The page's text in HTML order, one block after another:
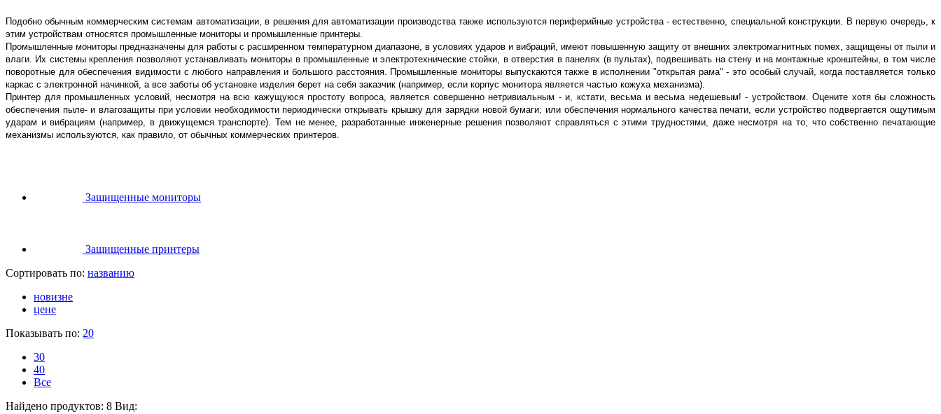
Подобно обычным коммерческим системам автоматизации, в решения для автоматизации производства также используются периферийные устройства - естественно, специальной конструкции. В первую очередь, к
этим устройствам относятся промышленные мониторы и промышленные принтеры.
Промышленные мониторы предназначены для работы с расширенном температурном диапазоне, в условиях ударов и вибраций, имеют повышенную защиту от внешних электромагнитных помех, защищены от пыли и
влаги. Их системы крепления позволяют устанавливать мониторы в промышленные и электротехнические стойки, в отверстия в панелях (в пультах), подвешивать на стену и на монтажные кронштейны, в том числе
поворотные для обеспечения видимости с любого направления и большого расстояния. Промышленные мониторы выпускаются также в исполнении "открытая рама" - это особый случай, когда поставляется только
каркас с электронной начинкой, а все заботы об установке изделия берет на себя заказчик (например, если корпус монитора является частью кожуха механизма).
Принтер для промышленных условий, несмотря на всю кажущуюся простоту вопроса, является совершеннонетривиальным - и, кстати, весьма и весьма недешевым! - устройством. Оцените хотя бы сложность
обеспечения пыле- и влагозащиты при условии необходимости периодически открывать крышку для зарядки новой бумаги; или обеспечения нормального качества печати, если устройство подвергается ощутимым
ударам и вибрациям (например, в движущемся транспорте). Тем не менее, разработанные инженерные решения позволяют справляться с этими трудностями, даже несмотря на то, что собственно печатающие
механизмы используются, как правило, от обычных коммерческих принтеров.
Защищенные мониторы
Защищенные принтеры
Сортировать по: названию
новизне
цене
Показывать по: 20
30
40
Все
Найдено продуктов: 8 Вид: